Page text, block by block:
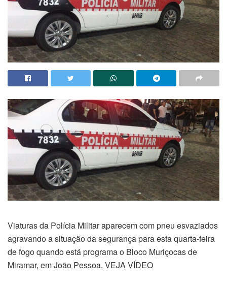
Viaturas da Polícia Militar aparecem com pneu esvaziados
agravando a situação da segurança para esta quarta-feira
de fogo quando está programa o Bloco Muriçocas de
Miramar, em João Pessoa. VEJA VÍDEO